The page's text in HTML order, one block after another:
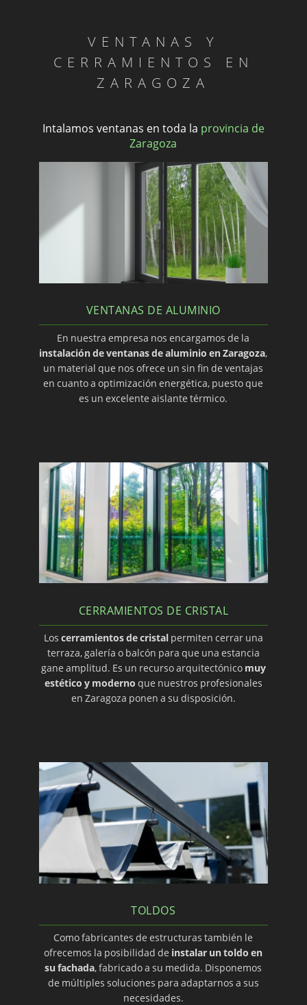
VENTANAS Y
CERRAMIENTOS EN
ZARAGOZA
Intalamos ventanas en toda la provincia de
Zaragoza
VENTANAS DE ALUMINIO
En nuestra empresa nos encargamos de la
instalación de ventanas de aluminio en Zaragoza,
un material que nos ofrece un sin fin de ventajas
en cuanto a optimización energética, puesto que
es un excelente aislante térmico.
CERRAMIENTOS DE CRISTAL
Los cerramientos de cristalpermiten cerrar una
terraza, galería o balcón para que una estancia
gane amplitud. Es un recurso arquitectónico muy
estético y moderno que nuestros profesionales
en Zaragoza ponen a su disposición.
TOLDOS
Como fabricantes de estructuras también le
ofrecemos la posibilidad de instalar un toldo en
su fachada, fabricado a su medida. Disponemos
de múltiples soluciones para adaptarnos a sus
necesidades.